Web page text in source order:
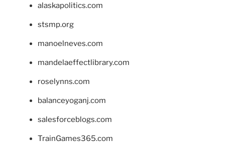
alaskapolitics.com
stsmp.org
manoelneves.com
mandelaeffectlibrary.com
roselynns.com
balanceyoganj.com
salesforceblogs.com
TrainGames365.com